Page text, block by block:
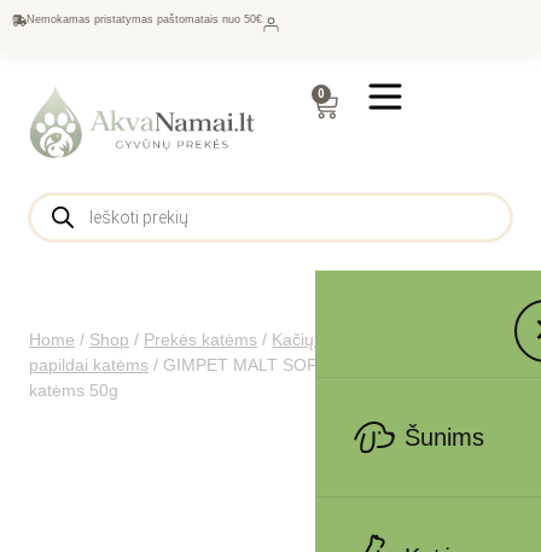
Nemokamas pristatymas paštomatais nuo 50€
0
Šunims
Home / Shop / Prekės katėms / Kačių maistas
papildai katėms / GIMPET MALT SOFT EXTRA PROF. pasta
katėms 50g